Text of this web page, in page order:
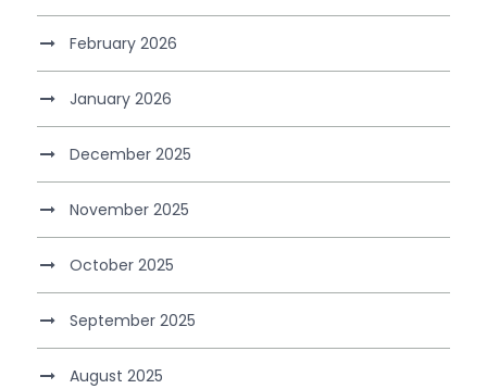
February 2026
January 2026
December 2025
November 2025
October 2025
September 2025
August 2025